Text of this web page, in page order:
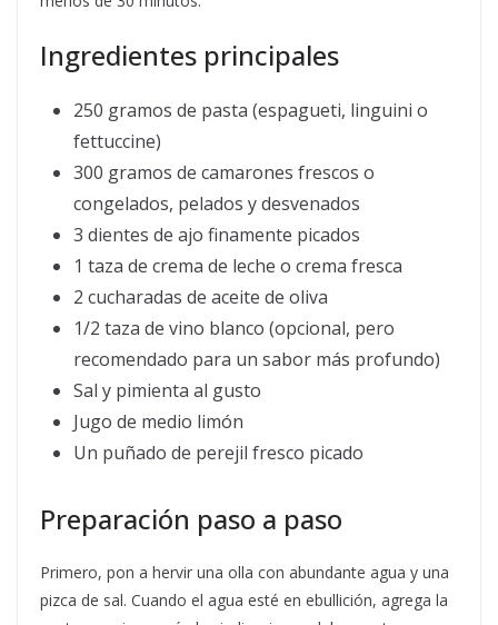
Ingredientes principales
250 gramos de pasta (espagueti, linguini o
fettuccine)
300 gramos de camarones frescos o
congelados, pelados y desvenados
3 dientes de ajo finamente picados
1 taza de crema de leche o crema fresca
2 cucharadas de aceite de oliva
1/2 taza de vino blanco (opcional, pero
recomendado para un sabor más profundo)
Sal y pimienta al gusto
Jugo de medio limón
Un puñado de perejil fresco picado
Preparación paso a paso
Primero, pon a hervir una olla con abundante agua y una
pizca de sal. Cuando el agua esté en ebullición, agrega la